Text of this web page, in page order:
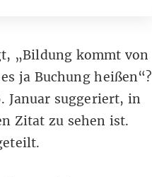
„Bildung kommt von
ja Buchung heißen“?
Januar suggeriert, in
Zitat zu sehen ist.